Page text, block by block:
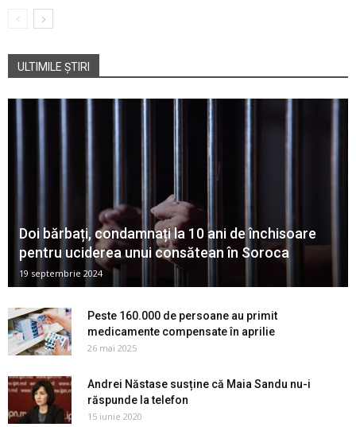
ULTIMILE ȘTIRI
Doi bărbați, condamnați la 10 ani de închisoare
pentru uciderea unui consătean în Soroca
19 septembrie 2024
Peste 160.000 de persoane au primit
medicamente compensate în aprilie
26 mai 2025
Andrei Năstase susține că Maia Sandu nu-i
răspunde la telefon
15 iunie 2020